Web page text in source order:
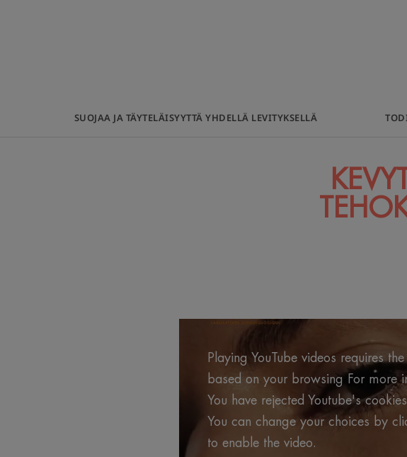
SUOJAA JA TÄYTELÄISYYTTÄ YHDELLÄ LEVITYKSELLÄ
Playing YouTube videos requires
based on your browsing For more
You have rejected Youtube's
You can change your choices by
to enable the video.